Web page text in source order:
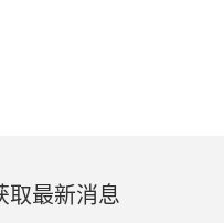
取最新消息